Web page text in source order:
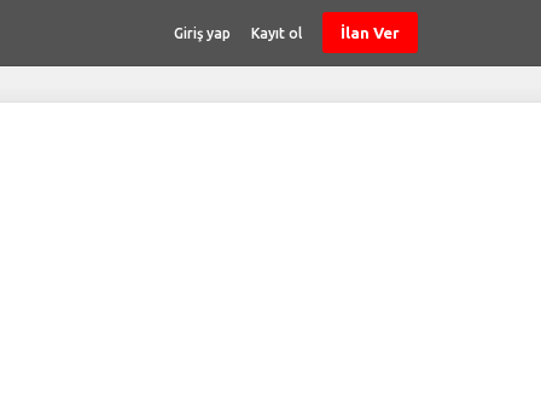
Giriş yap Kayıt ol İlan Ver